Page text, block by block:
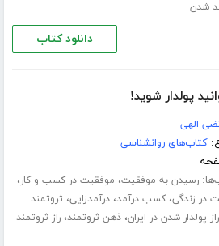
شدن
دانلود کتاب
پولدار شوید!
الهی
کتاب‌های روانشناسی
رسیدن به موفقیت، موفقیت در کسب و کار،
در زندگی،کسب درآمد،درآمدزایی، ثروتمند
راز پولدار شدن در ایران،ذهن ثروتمند،راز ثروتمند